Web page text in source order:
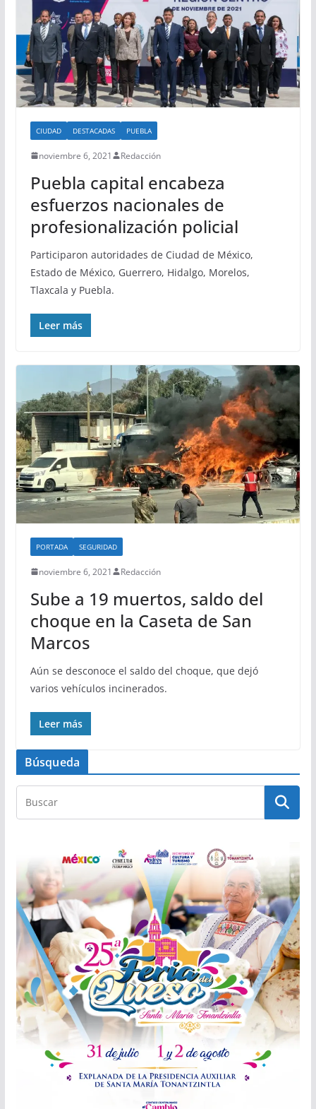
CIUDAD DESTACADAS PUEBLA
noviembre 6, 2021 Redacción
Puebla capital encabeza
esfuerzos nacionales de
profesionalización policial
Participaron autoridades de Ciudad de México,
Estado de México, Guerrero, Hidalgo, Morelos,
Tlaxcala y Puebla.
Leer más
PORTADA SEGURIDAD
noviembre 6, 2021 Redacción
Sube a 19 muertos, saldo del
choque en la Caseta de San
Marcos
Aún se desconoce el saldo del choque, que dejó
varios vehículos incinerados.
Leer más
Búsqueda